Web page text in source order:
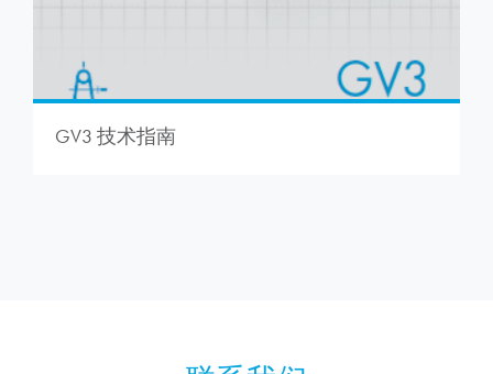
GV3 技术指南